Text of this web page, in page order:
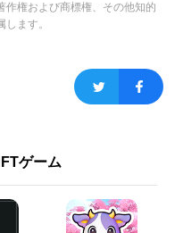
作権および商標権、その他知的
ます。
ゲーム